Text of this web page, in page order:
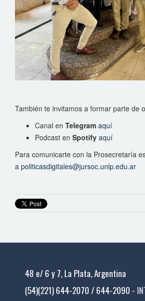
También te invitamos a formar parte de
Canal en Telegram aquí
Podcast en Spotify aquí
Para comunicarte con la Prosecretaría
a politicasdigitales@jursoc.unlp.edu.ar
48 e/ 6 y 7, La Plata, Argentina
(54)(221) 644-2070 / 644-2090 -